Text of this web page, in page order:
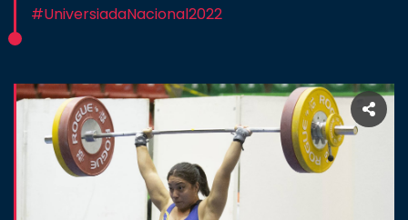
#UniversiadaNacional2022